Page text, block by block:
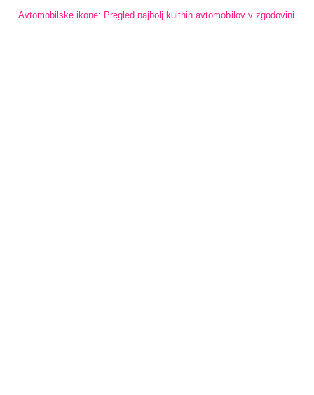
Avtomobilske ikone: Pregled najbolj kultnih avtomobilov v zgodovini